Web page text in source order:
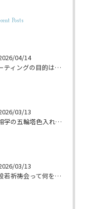
Posts
04/14
コーティングの目的は 墓石を保護することです 岐阜のお墓掃除屋「磨き専隊」です
03/13
墓相学の五輪塔色入れ 岐阜のお墓掃除屋「磨き専隊」です
03/13
大般若祈祷会って何をするの？ 岐阜のお墓掃除屋「磨き専隊」です